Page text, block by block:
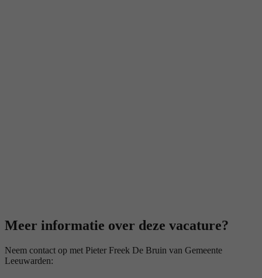
Meer informatie over deze vacature?
Neem contact op met Pieter Freek De Bruin van Gemeente
Leeuwarden: